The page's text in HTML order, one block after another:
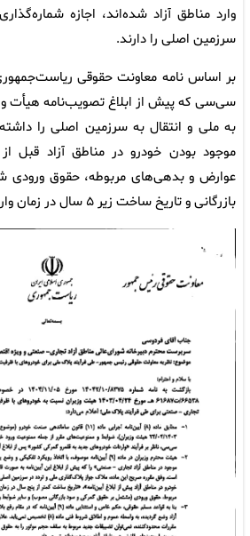
وارد مناطق آزاد شده‌اند، اجازه
سرزمین اصلی را دارند.
سی‌سی که پیش از ابلاغ تصویب‌نامه هیأت
به ملی و انتقال به سرزمین اصلی را
موجود بودن خودرو در مناطق آزاد قبل از
عوارض و بدهی‌های مربوطه، حقوق ورودی
بازرگانی و تاریخ ساخت زیر ۵ سال در زمان واردات را دارا باشند.